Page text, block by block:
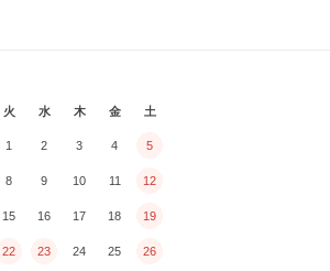
火 水 木 金 土
1 2 3 4 5
8 9 10 11 12
15 16 17 18 19
22 23 24 25 26